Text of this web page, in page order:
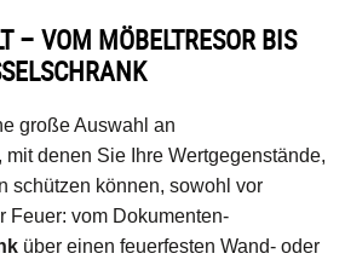
– VOM MÖBELTRESOR BIS
große Auswahl an
denen Sie Ihre Wertgegenstände,
schützen können, sowohl vor
Feuer: vom Dokumenten-
über einen feuerfesten Wand- oder